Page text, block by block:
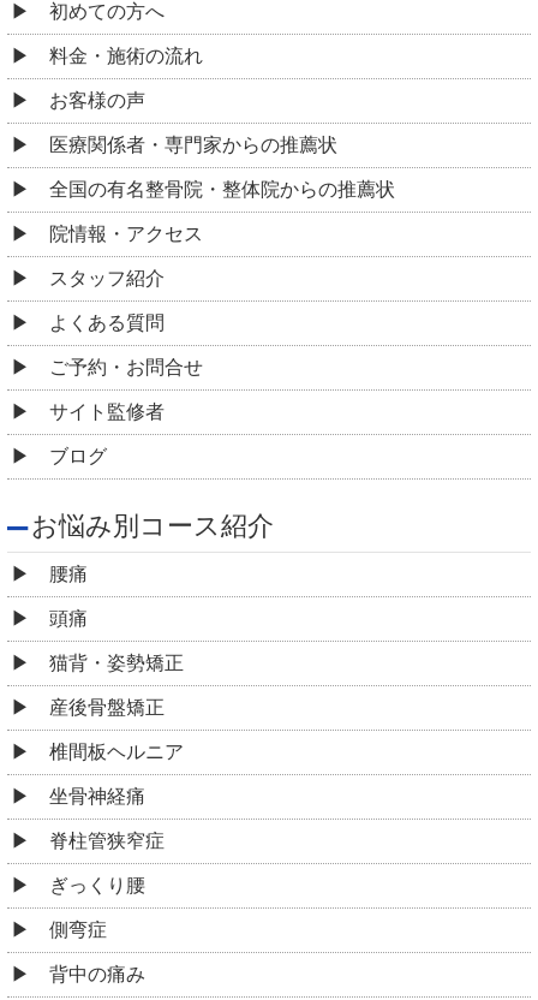
初めての方へ
料金・施術の流れ
お客様の声
医療関係者・専門家からの推薦状
全国の有名整骨院・整体院からの推薦状
院情報・アクセス
スタッフ紹介
よくある質問
ご予約・お問合せ
サイト監修者
ブログ
お悩み別コース紹介
腰痛
頭痛
猫背・姿勢矯正
産後骨盤矯正
椎間板ヘルニア
坐骨神経痛
脊柱管狭窄症
ぎっくり腰
側弯症
背中の痛み